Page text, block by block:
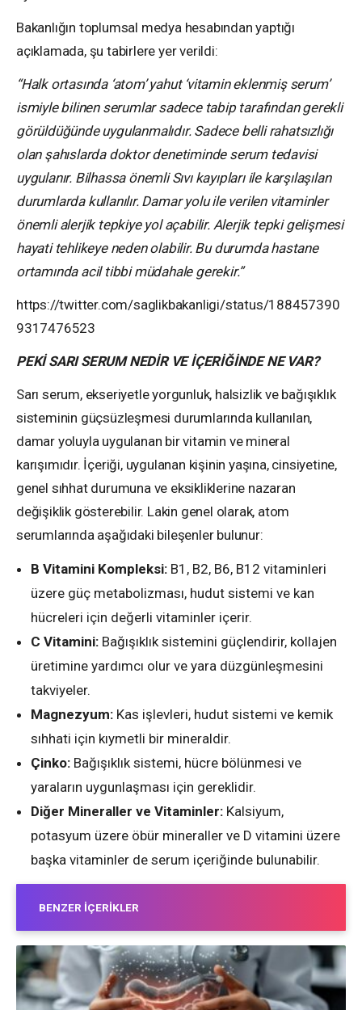
Bakanlığın toplumsal medya hesabından yaptığı
açıklamada, şu tabirlere yer verildi:
“Halk ortasında ‘atom’ yahut ‘vitamin eklenmiş serum’
ismiyle bilinen serumlar sadece tabip tarafından gerekli
görüldüğünde uygulanmalıdır. Sadece belli rahatsızlığı
olan şahıslarda doktor denetiminde serum tedavisi
uygulanır. Bilhassa önemli Sıvı kayıpları ile karşılaşılan
durumlarda kullanılır. Damar yolu ile verilen vitaminler
önemli alerjik tepkiye yol açabilir. Alerjik tepki gelişmesi
hayati tehlikeye neden olabilir. Bu durumda hastane
ortamında acil tibbi müdahale gerekir.”
https://twitter.com/saglikbakanligi/status/188457390
9317476523
PEKİ SARI SERUM NEDİR VE İÇERİĞİNDE NE VAR?
Sarı serum, ekseriyetle yorgunluk, halsizlik ve bağışıklık
sisteminin güçsüzleşmesi durumlarında kullanılan,
damar yoluyla uygulanan bir vitamin ve mineral
karışımıdır. İçeriği, uygulanan kişinin yaşına, cinsiyetine,
genel sıhhat durumuna ve eksikliklerine nazaran
değişiklik gösterebilir. Lakin genel olarak, atom
serumlarında aşağıdaki bileşenler bulunur:
B Vitamini Kompleksi: B1, B2, B6, B12 vitaminleri
üzere güç metabolizması, hudut sistemi ve kan
hücreleri için değerli vitaminler içerir.
C Vitamini: Bağışıklık sistemini güçlendirir, kollajen
üretimine yardımcı olur ve yara düzgünleşmesini
takviyeler.
Magnezyum: Kas işlevleri, hudut sistemi ve kemik
sıhhati için kıymetli bir mineraldir.
Çinko: Bağışıklık sistemi, hücre bölünmesi ve
yaraların uygunlaşması için gereklidir.
Diğer Mineraller ve Vitaminler: Kalsiyum,
potasyum üzere öbür mineraller ve D vitamini üzere
başka vitaminler de serum içeriğinde bulunabilir.
BENZER İÇERIKLER